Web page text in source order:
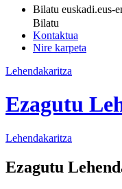
Bilatu euskadi.eus-
Bilatu
Kontaktua
Nire karpeta
Lehendakaritza
Ezagutu
Lehendakaritza
Ezagutu